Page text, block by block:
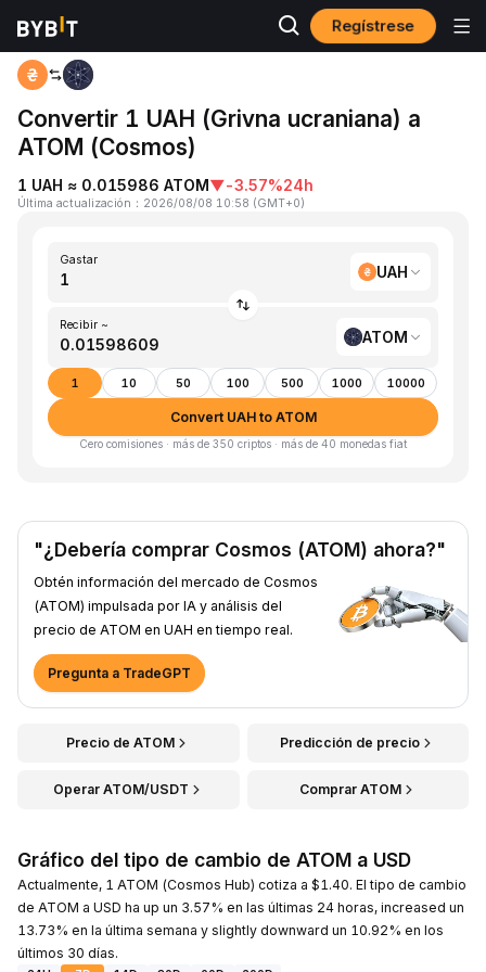
Regístrese
Inicio UAH to ATOM
Convertir 1 UAH (Grivna ucraniana) a
ATOM (Cosmos)
1 UAH ≈ 0.015986 ATOM▼-3.57%24h
Última actualización ： 2026/08/08 10:58 (GMT+0)
Gastar
UAH
Recibir ~
ATOM
1 10 50 100 500 1000 10000
Convert UAH to ATOM
Cero comisiones · más de 350 criptos · más de 40 monedas fiat
"¿Debería comprar Cosmos (ATOM) ahora?"
Obtén información del mercado de Cosmos
(ATOM) impulsada por IA y análisis del
precio de ATOM en UAH en tiempo real.
Pregunta a TradeGPT
Precio de ATOM Predicción de precio
Operar ATOM/USDT Comprar ATOM
Gráfico del tipo de cambio de ATOM a USD
Actualmente, 1 ATOM (Cosmos Hub) cotiza a $1.40. El tipo de cambio
de ATOM a USD ha up un 3.57% en las últimas 24 horas, increased un
13.73% en la última semana y slightly downward un 10.92% en los
últimos 30 días.